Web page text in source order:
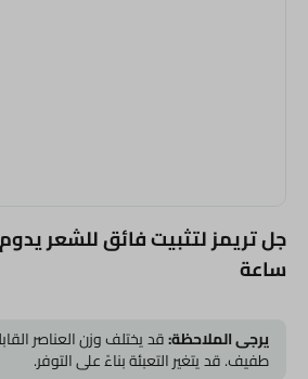
ساعة
يرجى الملاحظة:قد يختلف وزن العناصر
طفيف. قد يتغير التعبئة بناءً على التوفر.